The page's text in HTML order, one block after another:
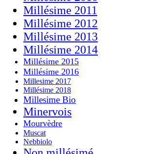
Millésime 2011
Millésime 2012
Millésime 2013
Millésime 2014
Millésime 2015
Millésime 2016
Millesime 2017
Millésime 2018
Millesime Bio
Minervois
Mourvèdre
Muscat
Nebbiolo